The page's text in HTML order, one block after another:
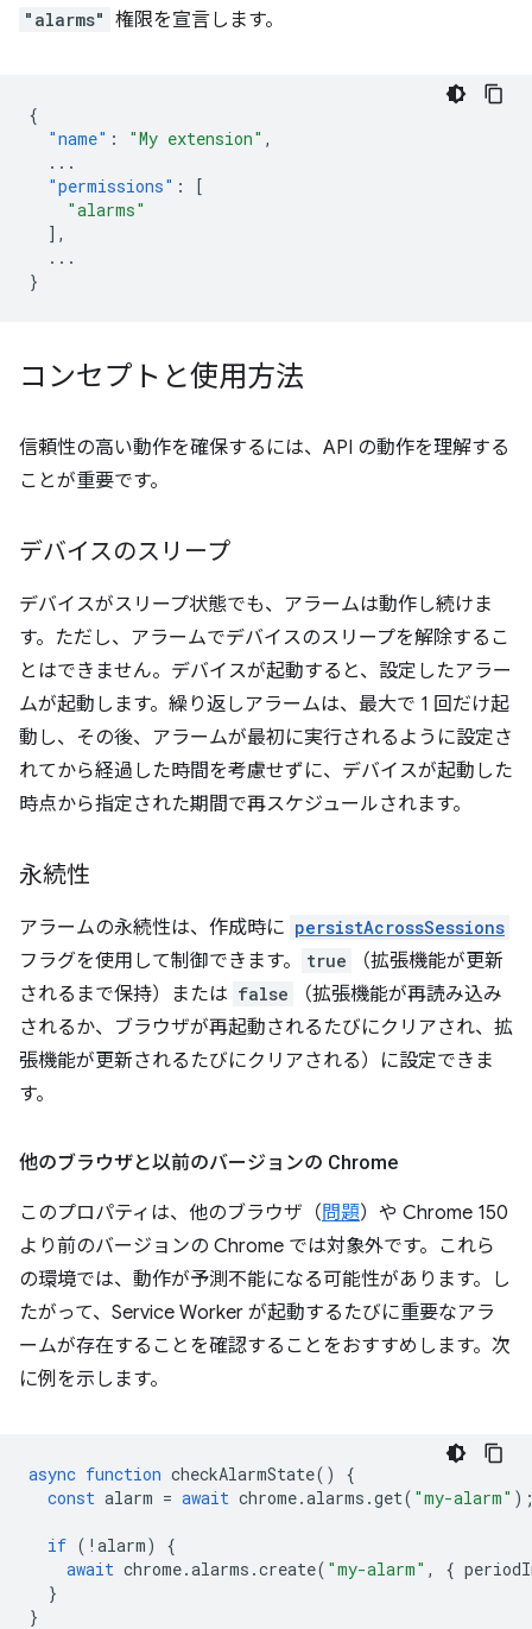
"alarms" 権限を宣言します。
{
"name" : "My extension" ,
...
"permissions" :
[
"alarms"
],
...
}
コンセプトと使用方法
信頼性の高い動作を確保するには、API の動作を理解する
ことが重要です。
デバイスのスリープ
デバイスがスリープ状態でも、アラームは動作し続けま
す。ただし、アラームでデバイスのスリープを解除するこ
とはできません。デバイスが起動すると、設定したアラー
ムが起動します。繰り返しアラームは、最大で 1 回だけ起
動し、その後、アラームが最初に実行されるように設定さ
れてから経過した時間を考慮せずに、デバイスが起動した
時点から指定された期間で再スケジュールされます。
永続性
アラームの永続性は、作成時に persistAcrossSessions
フラグを使用して制御できます。 true
（拡張機能が更新
されるまで保持）または false
（拡張機能が再読み込み
されるか、ブラウザが再起動されるたびにクリアされ、拡
張機能が更新されるたびにクリアされる）に設定できま
す。
他のブラウザと以前のバージョンの Chrome
このプロパティは、他のブラウザ（問題）や Chrome 150
より前のバージョンの Chrome では対象外です。これら
の環境では、動作が予測不能になる可能性があります。し
たがって、Service Worker が起動するたびに重要なアラ
ームが存在することを確認することをおすすめします。次
に例を示します。
async function checkAlarmState()
{
const alarm = await chrome.alarms .get( "my-alarm"
if ( ! alarm)
{
await chrome.alarms .create( "my-alarm" , {
}
}